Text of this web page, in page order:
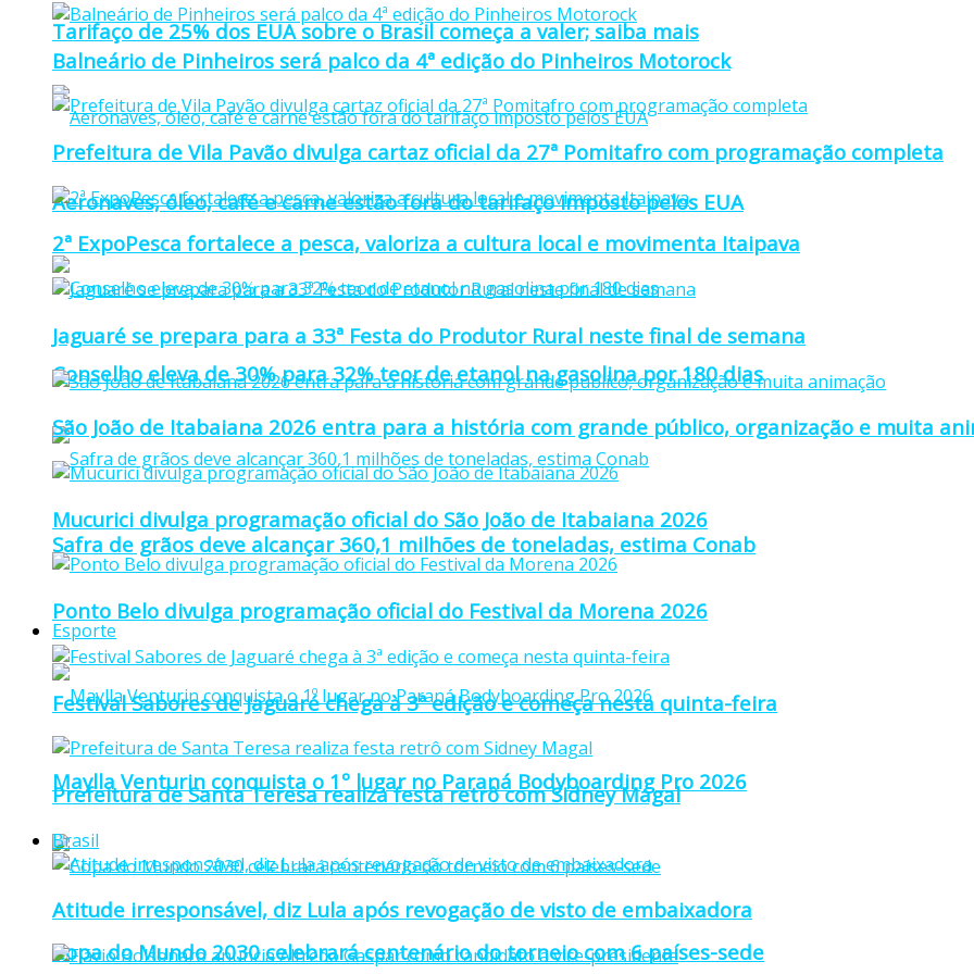
Tarifaço de 25% dos EUA sobre o Brasil começa a valer; saiba mais
Aeronaves, óleo, café e carne estão fora do tarifaço imposto pelos EUA
Conselho eleva de 30% para 32% teor de etanol na gasolina por 180 dias
Safra de grãos deve alcançar 360,1 milhões de toneladas, estima Conab
Esporte
Maylla Venturin conquista o 1º lugar no Paraná Bodyboarding Pro 2026
Copa do Mundo 2030 celebrará centenário do torneio com 6 países-sede
Balneário de Pinheiros será palco da 4ª edição do Pinheiros Motorock
Prefeitura de Vila Pavão divulga cartaz oficial da 27ª Pomitafro com programação completa
2ª ExpoPesca fortalece a pesca, valoriza a cultura local e movimenta Itaipava
Jaguaré se prepara para a 33ª Festa do Produtor Rural neste final de semana
São João de Itabaiana 2026 entra para a história com grande público, organização e muita
Mucurici divulga programação oficial do São João de Itabaiana 2026
Ponto Belo divulga programação oficial do Festival da Morena 2026
Festival Sabores de Jaguaré chega à 3ª edição e começa nesta quinta-feira
Prefeitura de Santa Teresa realiza festa retrô com Sidney Magal
Brasil
Atitude irresponsável, diz Lula após revogação de visto de embaixadora